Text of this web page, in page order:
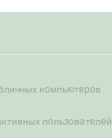
компьютеров
пользователей